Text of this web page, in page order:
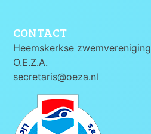
CONTACT
Heemskerkse zwemvereniging
O.E.Z.A.
secretaris@oeza.nl